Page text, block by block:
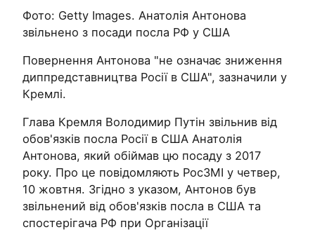
Фото: Getty Images. Анатолія Антонова
звільнено з посади посла РФ у США
Повернення Антонова "не означає зниження
диппредставництва Росії в США", зазначили у
Кремлі.
Глава Кремля Володимир Путін звільнив від
обов'язків посла Росії в США Анатолія
Антонова, який обіймав цю посаду з 2017
року. Про це повідомляють РосЗМІ у четвер,
10 жовтня. Згідно з указом, Антонов був
звільнений від обов'язків посла в США та
спостерігача РФ при Організації